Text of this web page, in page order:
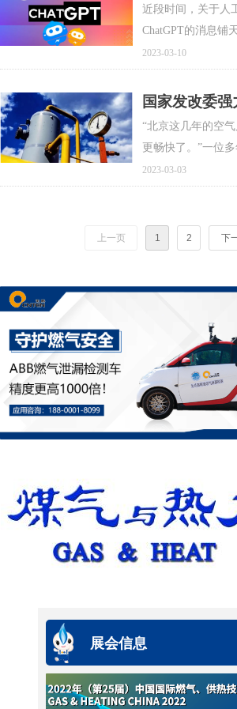
展会信息
器人未来可期
近段时间，关于人
ChatGPT的消息铺
2023-03-10
国家发改委
订和气价改革
“北京这几年的空
更畅快了。”一位
圈，并配上随手拍
以来，我国全面打
煤取暖带来的雾霾
大成效。相关研究
2023-03-03
上一页 1 2 下